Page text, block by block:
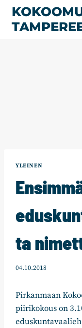
Siirry
sisältöön
YLEINEN
ta
04.10.2018
Pirkanmaan
piirikokous on